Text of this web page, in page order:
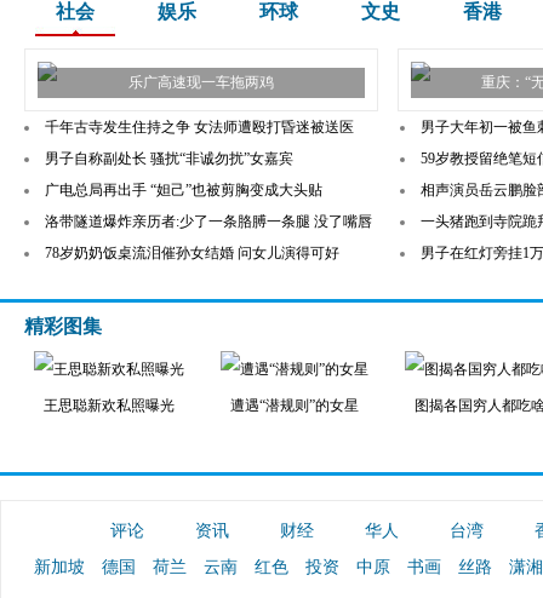
社会 娱乐 环球 文史 香港
乐广高速现一车拖两鸡 重庆：“
千年古寺发生住持之争 女法师遭殴打昏迷被送医
男子自称副处长 骚扰“非诚勿扰”女嘉宾
广电总局再出手 “妲己”也被剪胸变成大头贴
洛带隧道爆炸亲历者:少了一条胳膊一条腿 没了嘴唇
78岁奶奶饭桌流泪催孙女结婚 问女儿演得可好
男子大年初一被鱼
59岁教授留绝笔
相声演员岳云鹏脸
一头猪跑到寺院跪
男子在红灯旁挂1
精彩图集
王思聪新欢私照曝光 遭遇“潜规则”的女星 图揭各国穷人都吃
评论 资讯 财经 华人 台湾
新加坡
德国 荷兰 云南 红色 投资 中原 书画 丝路 潇湘